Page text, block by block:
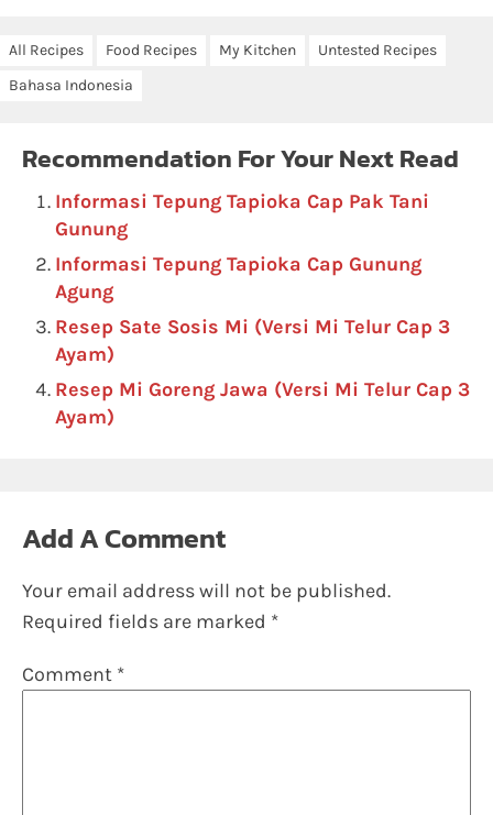
All Recipes Food Recipes My Kitchen
Untested Recipes
Bahasa Indonesia
Recommendation For Your Next Read
Informasi Tepung Tapioka Cap Pak Tani
Gunung
Informasi Tepung Tapioka Cap Gunung
Agung
Resep Sate Sosis Mi (Versi Mi Telur Cap 3
Ayam)
Resep Mi Goreng Jawa (Versi Mi Telur Cap 3
Ayam)
Add A Comment
Your email address will not be published.
Required fields are marked *
Comment *